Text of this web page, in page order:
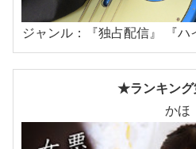
ジャンル：『独占配信』 『ハ
★ランキン
かほ